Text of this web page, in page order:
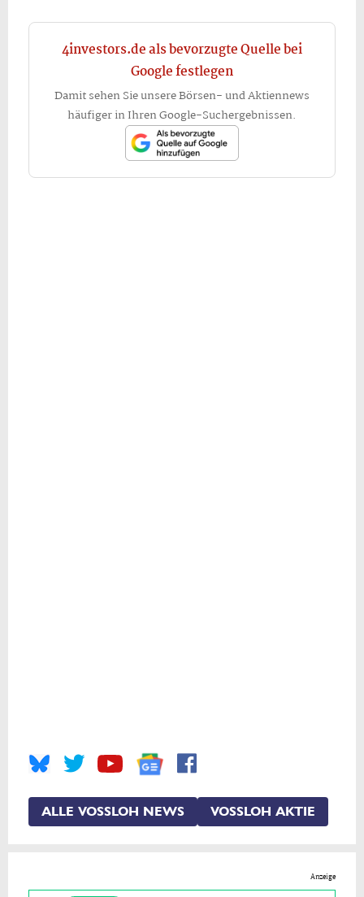
4investors.de als bevorzugte Quelle bei
Google festlegen
Damit sehen Sie unsere Börsen- und Aktiennews
häufiger in Ihren Google-Suchergebnissen.
ALLE VOSSLOH NEWS VOSSLOH AKTIE
Anzeige